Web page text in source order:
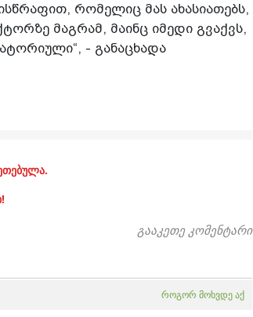
რომელიც მას ახასიათებს,
მაგრამ, მაინც იმედი გვაქვს,
- განაცხადა
გააკეთე კომენტარი
როგორ მოხვდე აქ